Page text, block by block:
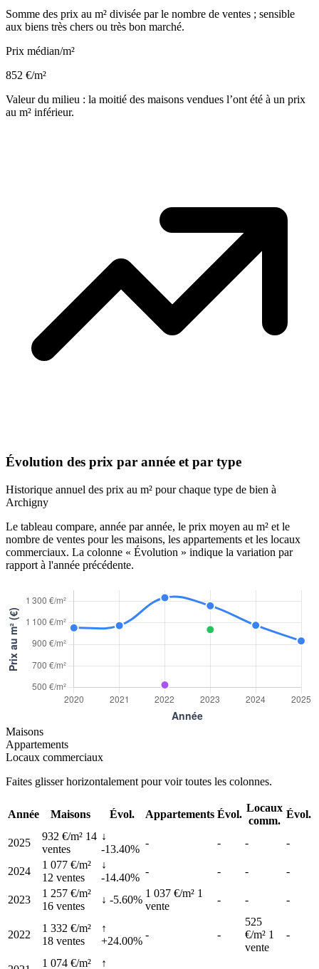
Somme des prix au m² divisée par le nombre de ventes ; sensible
aux biens très chers ou très bon marché.
Prix médian/m²
852 €/m²
Valeur du milieu : la moitié des maisons vendues l’ont été à un prix
au m² inférieur.
Évolution des prix par année et par type
Historique annuel des prix au m² pour chaque type de bien à
Archigny
Le tableau compare, année par année, le prix moyen au m² et le
nombre de ventes pour les maisons, les appartements et les locaux
commerciaux. La colonne « Évolution » indique la variation par
rapport à l'année précédente.
Maisons
Appartements
Locaux commerciaux
Faites glisser horizontalement pour voir toutes les colonnes.
Année Maisons Évol. Appartements Évol.
Locaux
comm.
Évol.
2025
932 €/m² 14
ventes
↓
-13.40%
- - - -
2024
1 077 €/m²
12 ventes
↓
-14.40%
- - - -
2023
1 257 €/m²
16 ventes
↓ -5.60%
1 037 €/m² 1
vente
- - -
2022
1 332 €/m²
18 ventes
↑
+24.00%
- -
525
€/m² 1
vente
-
1 074 €/m² ↑